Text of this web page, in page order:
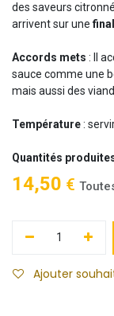
des saveurs
arrivent sur une
Accords mets : Il
sauce comme une
mais aussi des
Température:
Quantités
14,50 €
Ajouter